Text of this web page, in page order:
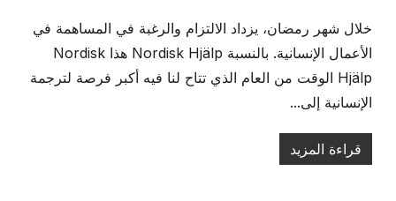
خلال شهر رمضان، يزداد الالتزام والرغبة في المساهمة في
الأعمال الإنسانية. بالنسبة Nordisk Hjälp هذا Nordisk
Hjälp الوقت من العام الذي تتاح لنا فيه أكبر فرصة لترجمة
الإنسانية إلى...
قراءة المزيد